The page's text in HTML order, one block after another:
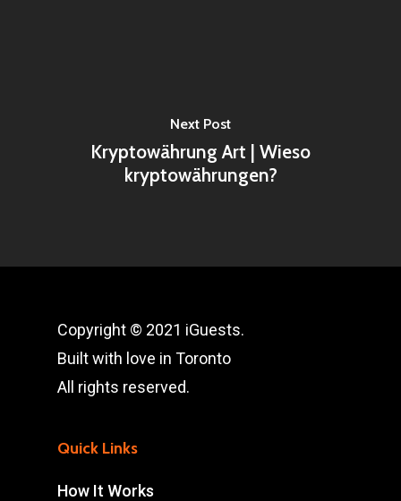
Next Post
Kryptowährung Art | Wieso
kryptowährungen?
Copyright © 2021 iGuests.
Built with love in Toronto
All rights reserved.
Quick Links
How It Works